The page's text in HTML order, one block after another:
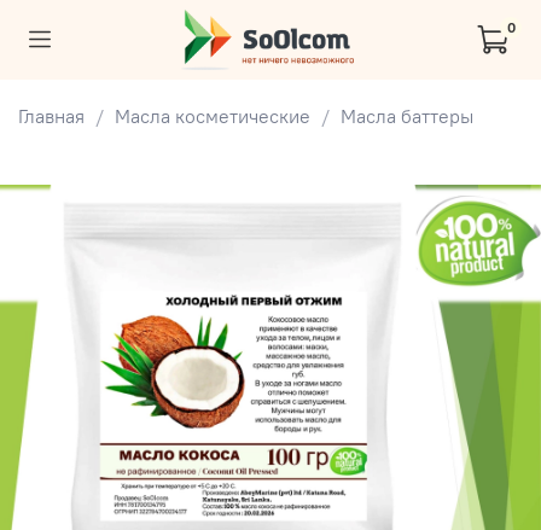
0
Главная Масла косметические Масла баттеры